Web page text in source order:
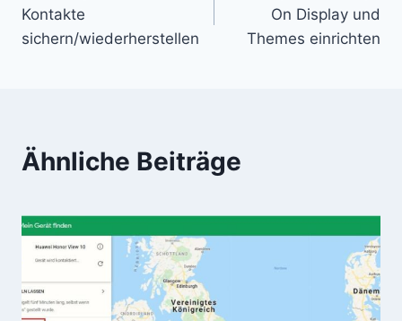
Kontakte
sichern/wiederherstellen
On Display und
Themes einrichten
Ähnliche Beiträge